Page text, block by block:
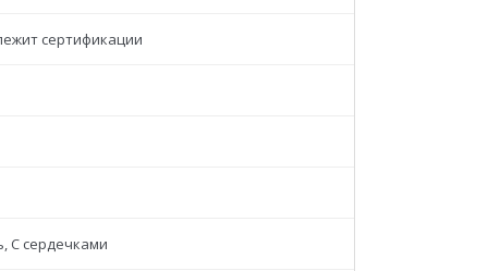
сертификации
С сердечками